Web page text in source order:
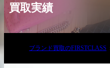
03-6908-5890
買取実績
ブランド買取のFIRSTCLASS